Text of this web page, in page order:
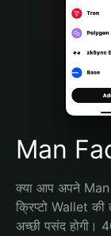
Português (Brasil)
Español
Man
क्या आप अपने Man
क्रिप्टो Wallet
अच्छी पसंद होगी।